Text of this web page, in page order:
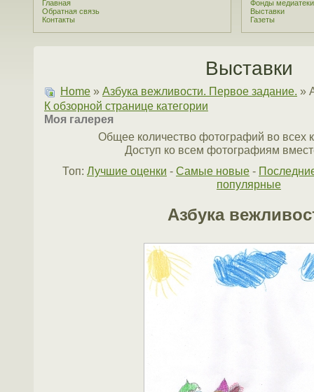
Главная
Обратная связь
Контакты
Фонды медиатеки
Выставки
Газеты
Выставки
Home » Азбука вежливости. Первое задание. »
К обзорной странице категории
Моя галерея
Общее количество фотографий во всех
Доступ ко всем фотографиям
Топ: Лучшие оценки - Самые новые -
популярные
Азбука